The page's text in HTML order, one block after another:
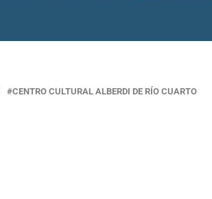
CENTRO CULTURAL ALBERDI DE RÍO CUARTO